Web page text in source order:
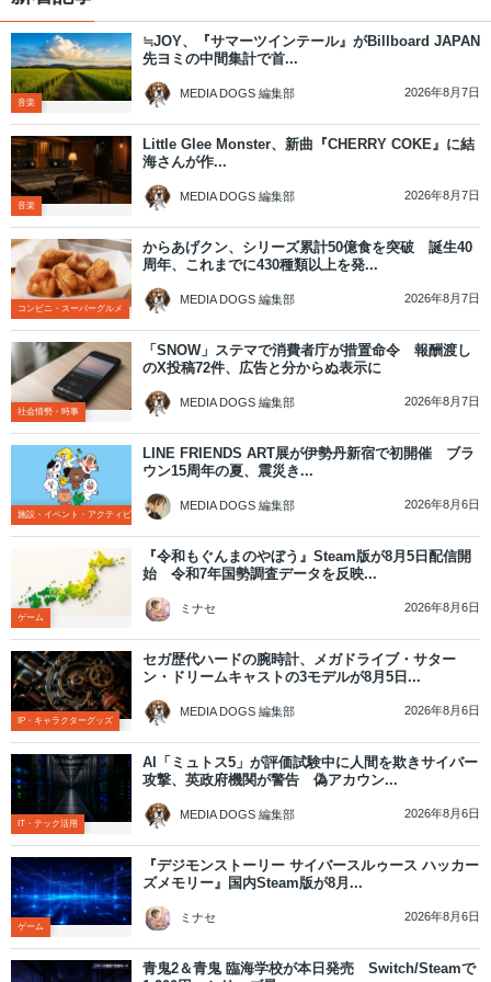
音楽
≒JOY、『サマーツインテール』がBillboard JAPAN
先ヨミの中間集計で首...
MEDIA DOGS 編集部 2026年8月7日
音楽
Little Glee Monster、新曲『CHERRY COKE』に結
海さんが作...
MEDIA DOGS 編集部 2026年8月7日
コンビニ・スーパーグルメ
からあげクン、シリーズ累計50億食を突破 誕生40
周年、これまでに430種類以上を発...
MEDIA DOGS 編集部 2026年8月7日
社会情勢・時事
「SNOW」ステマで消費者庁が措置命令 報酬渡し
のX投稿72件、広告と分からぬ表示に
MEDIA DOGS 編集部 2026年8月7日
施設・イベント・アクティビティ
LINE FRIENDS ART展が伊勢丹新宿で初開催 ブラ
ウン15周年の夏、震災き...
MEDIA DOGS 編集部 2026年8月6日
ゲーム
『令和もぐんまのやぼう』Steam版が8月5日配信開
始 令和7年国勢調査データを反映...
ミナセ 2026年8月6日
IP・キャラクターグッズ
セガ歴代ハードの腕時計、メガドライブ・サター
ン・ドリームキャストの3モデルが8月5日...
MEDIA DOGS 編集部 2026年8月6日
IT・テック活用
AI「ミュトス5」が評価試験中に人間を欺きサイバー
攻撃、英政府機関が警告 偽アカウン...
MEDIA DOGS 編集部 2026年8月6日
ゲーム
『デジモンストーリー サイバースルゥース ハッカー
ズメモリー』国内Steam版が8月...
ミナセ 2026年8月6日
青鬼2＆青鬼 臨海学校が本日発売 Switch/Steamで